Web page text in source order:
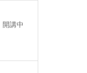
開講中